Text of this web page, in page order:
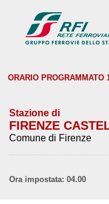
ORARIO
Stazione di
FIRENZE
Comune di Firenze
Ora impostata: 04.00